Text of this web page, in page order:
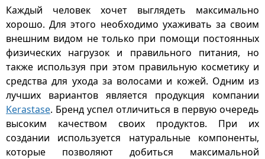
Каждый человек хочет выглядеть максимально
хорошо. Для этого необходимо ухаживать за своим
внешним видом не только при помощи постоянных
физических нагрузок и правильного питания, но
также используя при этом правильную косметику и
средства для ухода за волосами и кожей. Одним из
лучших вариантов является продукция компании
Kerastase. Бренд успел отличиться в первую очередь
высоким качеством своих продуктов. При их
создании используется натуральные компоненты,
которые позволяют добиться максимальной